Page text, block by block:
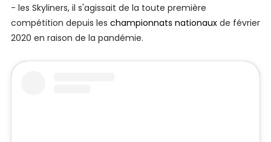
- les Skyliners, il s'agissait de la toute première
compétition depuis les championnats nationauxde février
2020 en raison de la pandémie.